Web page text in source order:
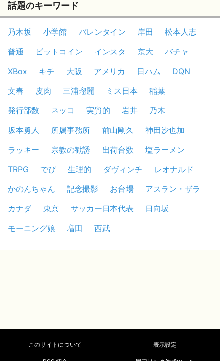
話題のキーワード
乃木坂 小学館 バレンタイン 岸田
松本人志
普通
ビットコイン インスタ 京大
バチャ
XBox
キチ 大阪 アメリカ 日ハム
DQN
文春
皮肉 三浦瑠麗 ミス日本
稲葉
発行部数
ネッコ 実質的 岩井
乃木
坂本勇人
所属事務所 前山剛久
神田沙也加
ラッキー
宗教の勧誘 出荷台数
塩ラーメン
TRPG
でび 生理的 ダヴィンチ
レオナルド
かのんちゃん
記念撮影 お台場
アスラン・ザラ
カナダ
東京 サッカー日本代表
日向坂
モーニング娘
増田 西武
このサイトについて 表示設定